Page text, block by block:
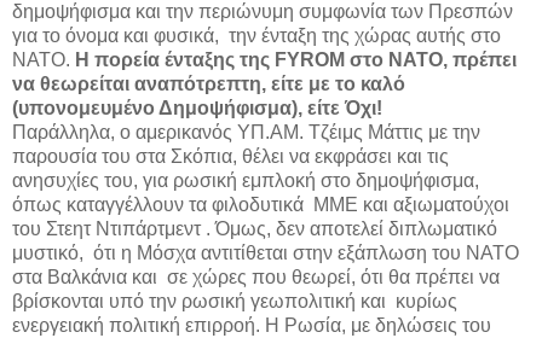
δημοψήφισμα και την περιώνυμη συμφωνία των Πρεσπών
για το όνομα και φυσικά, την ένταξη της χώρας αυτής στο
ΝΑΤΟ. Η πορεία ένταξης της FYROM στο ΝΑΤΟ, πρέπει
να θεωρείται αναπότρεπτη, είτε με το καλό
(υπονομευμένο Δημοψήφισμα), είτε Όχι!
Παράλληλα, ο αμερικανός ΥΠ.ΑΜ. Τζέιμς Μάττις με την
παρουσία του στα Σκόπια, θέλει να εκφράσει και τις
ανησυχίες του, για ρωσική εμπλοκή στο δημοψήφισμα,
όπως καταγγέλλουν τα φιλοδυτικά ΜΜΕ και αξιωματούχοι
του Στεητ Ντιπάρτμεντ . Όμως, δεν αποτελεί διπλωματικό
μυστικό, ότι η Μόσχα αντιτίθεται στην εξάπλωση του ΝΑΤΟ
στα Βαλκάνια και σε χώρες που θεωρεί, ότι θα πρέπει να
βρίσκονται υπό την ρωσική γεωπολιτική και κυρίως
ενεργειακή πολιτική επιρροή. Η Ρωσία, με δηλώσεις του